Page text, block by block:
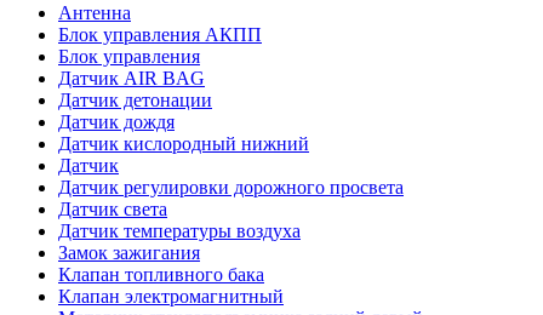
Антенна
Блок управления АКПП
Блок управления
Датчик AIR BAG
Датчик детонации
Датчик дождя
Датчик кислородный нижний
Датчик
Датчик регулировки дорожного просвета
Датчик света
Датчик температуры воздуха
Замок зажигания
Клапан топливного бака
Клапан электромагнитный